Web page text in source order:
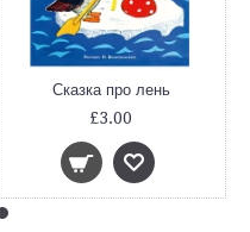
Сказка про лень
£3.00